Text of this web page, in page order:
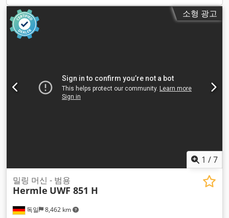
소형 광고
1 /7
독일 8,462 km
밀링 머신 - 범용
Hermle UWF 851 H